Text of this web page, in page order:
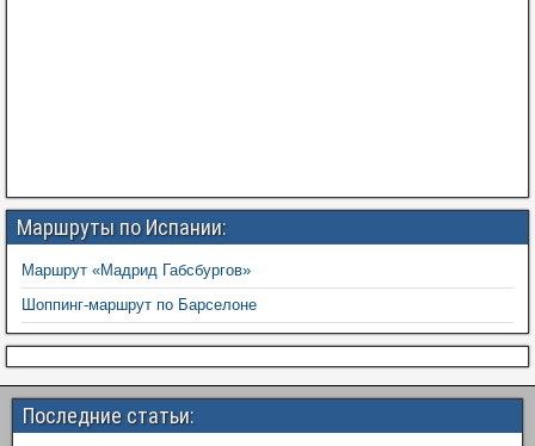
Маршруты по Испании:
Маршрут «Мадрид Габсбургов»
Шоппинг-маршрут по Барселоне
Последние статьи: